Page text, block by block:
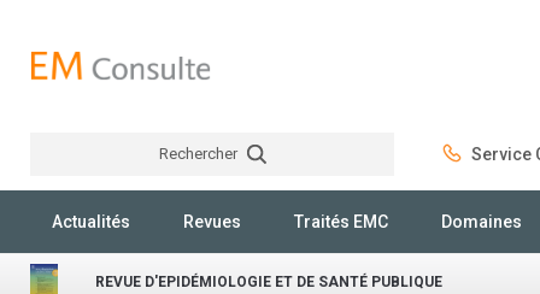
Rechercher Service
Actualités Revues Traités EMC Domaines
REVUE D'EPIDÉMIOLOGIE ET DE SANTÉ PUBLIQUE